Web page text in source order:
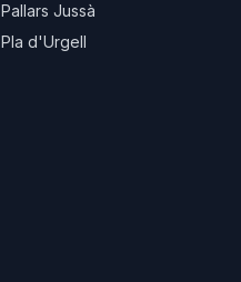
Pallars Jussà
Pla d'Urgell